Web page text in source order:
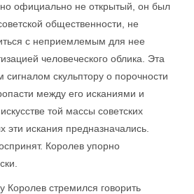
официально не открытый, он был
общественности, не
с неприемлемым для нее
человеческого облика. Эта
скульптору о порочности
между его исканиями и
той массы советских
эти искания предназначались.
Королев упорно
Королев стремился говорить